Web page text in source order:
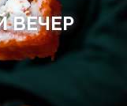
ВЕЧЕР